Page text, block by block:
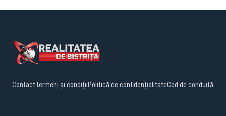
ContactTermeni și condițiiPolitică de confidențialitateCod de conduită